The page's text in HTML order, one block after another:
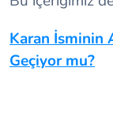
Karan İsminin
Geçiyor mu?